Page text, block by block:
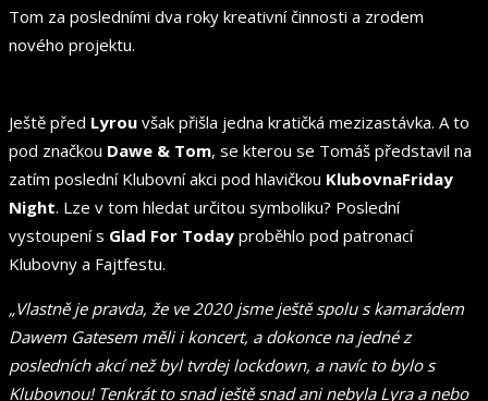
Tom za posledními dva roky kreativní činnosti a zrodem
nového projektu.
Ještě před Lyrou však přišla jedna kratičká mezizastávka. A to
pod značkou Dawe & Tom, se kterou se Tomáš představil na
zatím poslední Klubovní akci pod hlavičkou KlubovnaFriday
Night. Lze v tom hledat určitou symboliku? Poslední
vystoupení s Glad For Today proběhlo pod patronací
Klubovny a Fajtfestu.
„Vlastně je pravda, že ve 2020 jsme ještě spolu s kamarádem
Dawem Gatesem měli i koncert, a dokonce na jedné z
posledních akcí než byl tvrdej lockdown, a navíc to bylo s
Klubovnou! Tenkrát to snad ještě snad ani nebyla Lyra a nebo